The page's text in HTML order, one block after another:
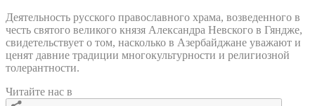
Деятельность русского православного храма, возведенного в
честь святого великого князя Александра Невского в Гяндже,
свидетельствует о том, насколько в Азербайджане уважают и
ценят давние традиции многокультурности и религиозной
толерантности.
Читайте нас в